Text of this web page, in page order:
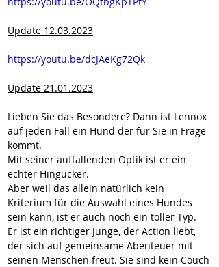
Update 12.03.2023
https://youtu.be/dcJAeKg72Qk
Update 21.01.2023
Lieben Sie das Besondere? Dann ist Lennox
auf jeden Fall ein Hund der für Sie in Frage
kommt.
Mit seiner auffallenden Optik ist er ein
echter Hingucker.
Aber weil das allein natürlich kein
Kriterium für die Auswahl eines Hundes
sein kann, ist er auch noch ein toller Typ.
Er ist ein richtiger Junge, der Action liebt,
der sich auf gemeinsame Abenteuer mit
seinen Menschen freut. Sie sind kein Couch